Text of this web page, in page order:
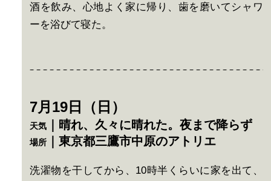
酒を飲み、心地よく家に帰り、歯を磨いてシャワ
ーを浴びて寝た。
7月19日（日）
天気 ｜晴れ、久々に晴れた。夜まで降らず
場所 ｜東京都三鷹市中原のアトリエ
洗濯物を干してから、10時半くらいに家を出て、